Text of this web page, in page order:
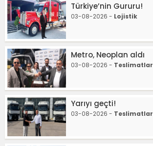
Türkiye’nin Gururu!
03-08-2026 - Lojistik
Metro, Neoplan aldı
03-08-2026 - Teslimatlar
Yarıyı geçti!
03-08-2026 - Teslimatlar